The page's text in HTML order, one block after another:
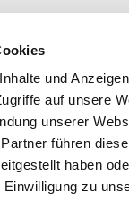
und
auf unsere
unserer
führen
haben
zu